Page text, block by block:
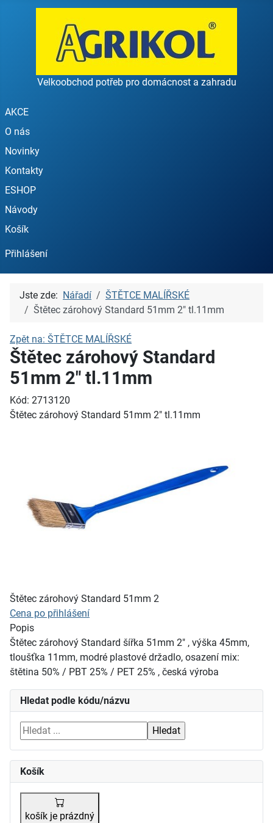
Velkoobchod potřeb pro domácnost a zahradu
AKCE
O nás
Novinky
Kontakty
ESHOP
Návody
Košík
Přihlášení
Hledat podle kódu/názvu
Košík
košík je prázdný
Jste zde: Nářadí
ŠTĚTCE MALÍŘSKÉ
Štětec zárohový Standard 51mm 2" tl.11mm
Zpět na: ŠTĚTCE MALÍŘSKÉ
Štětec zárohový Standard
51mm 2" tl.11mm
Kód: 2713120
Štětec zárohový Standard 51mm 2" tl.11mm
Štětec zárohový Standard 51mm 2
Cena po přihlášení
Popis
Štětec zárohový Standard šířka 51mm 2" , výška 45mm,
tloušťka 11mm, modré plastové držadlo, osazení mix:
štětina 50% / PBT 25% / PET 25% , česká výroba